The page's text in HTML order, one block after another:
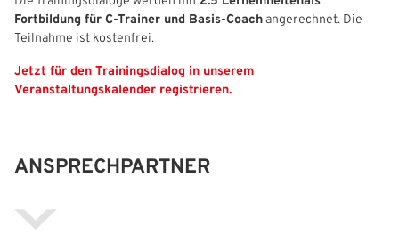
Fortbildung für C-Trainer und Basis-Coachangerechnet. Die
Teilnahme ist kostenfrei.
Jetzt für den Trainingsdialog in unserem
Veranstaltungskalender registrieren.
ANSPRECHPARTNER
IHR LOGIN
Futsal
#siekickt
Länderspiele